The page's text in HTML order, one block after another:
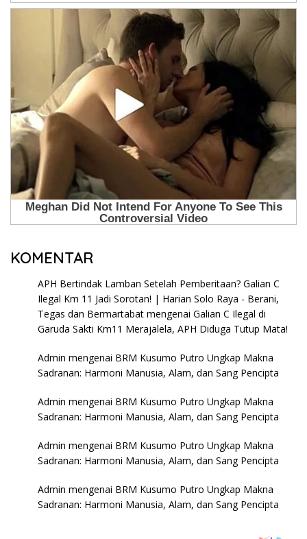
KOMENTAR
APH Bertindak Lamban Setelah Pemberitaan? Galian C
Ilegal Km 11 Jadi Sorotan! | Harian Solo Raya - Berani,
Tegas dan Bermartabat mengenai Galian C Ilegal di
Garuda Sakti Km11 Merajalela, APH Diduga Tutup Mata!
Admin mengenai BRM Kusumo Putro Ungkap Makna
Sadranan: Harmoni Manusia, Alam, dan Sang Pencipta
Admin mengenai BRM Kusumo Putro Ungkap Makna
Sadranan: Harmoni Manusia, Alam, dan Sang Pencipta
Admin mengenai BRM Kusumo Putro Ungkap Makna
Sadranan: Harmoni Manusia, Alam, dan Sang Pencipta
Admin mengenai BRM Kusumo Putro Ungkap Makna
Sadranan: Harmoni Manusia, Alam, dan Sang Pencipta